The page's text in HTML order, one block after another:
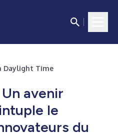
Daylight Time
avenir
le
du